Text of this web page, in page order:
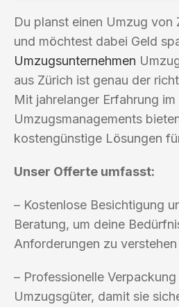
Du planst einen Umzug von
und möchtest dabei Geld
Umzugsunternehmen
aus Zürich ist genau der
Mit jahrelanger Erfahrung
Umzugsmanagements
kostengünstige Lösungen
Unser Offerte umfasst:
– Kostenlose Besichtigung
Beratung, um deine
Anforderungen zu verstehen
– Professionelle
Umzugsgüter, damit sie